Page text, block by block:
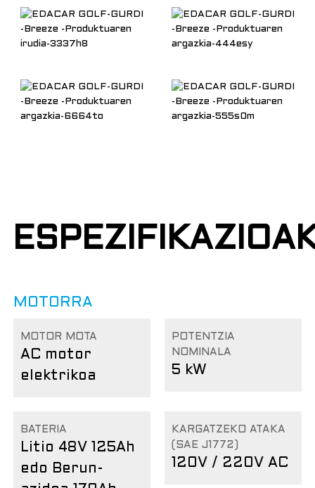
MOTORRA
MOTOR MOTA
AC motor
elektrikoa
POTENTZIA
NOMINALA
5 kW
BATERIA
Litio 48V 125Ah
edo Berun-
KARGATZEKO ATAKA
(SAE J1772)
120V / 220V AC